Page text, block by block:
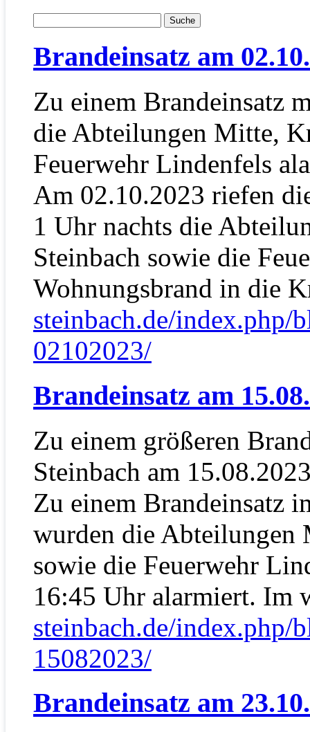
Brandeinsatz am
Zu einem Brandeinsatz
die Abteilungen Mitte,
Feuerwehr Lindenfels
Am 02.10.2023 riefen
1 Uhr nachts die
Steinbach sowie die
Wohnungsbrand in die
steinbach.de/index.php/
02102023/
Brandeinsatz am
Zu einem größeren
Steinbach am
Zu einem Brandeinsatz
wurden die Abteilungen
sowie die Feuerwehr
16:45 Uhr alarmiert.
steinbach.de/index.php/
15082023/
Brandeinsatz am